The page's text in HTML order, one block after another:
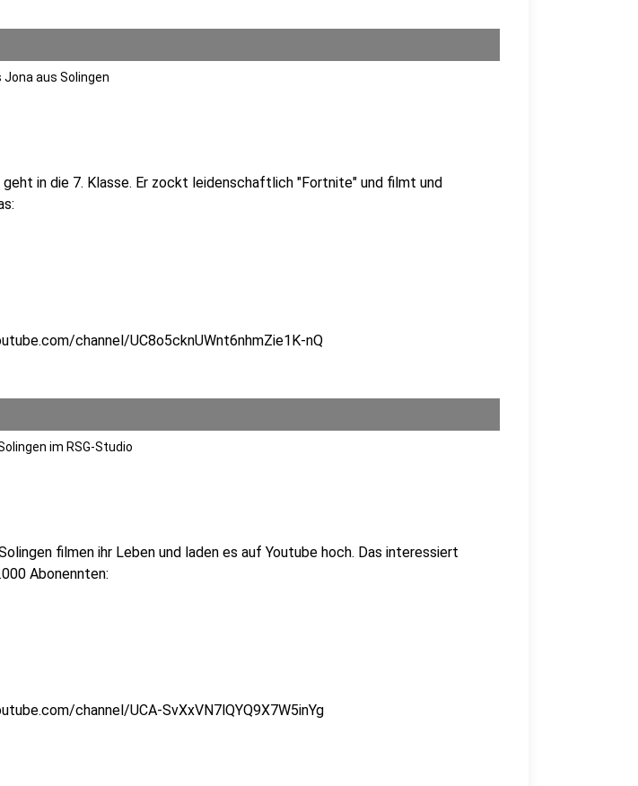
Jona aus Solingen
in die 7. Klasse. Er zockt leidenschaftlich "Fortnite" und filmt und
channel/UC8o5cknUWnt6nhmZie1K-nQ
im RSG-Studio
filmen ihr Leben und laden es auf Youtube hoch. Das interessiert
Abonennten:
channel/UCA-SvXxVN7lQYQ9X7W5inYg